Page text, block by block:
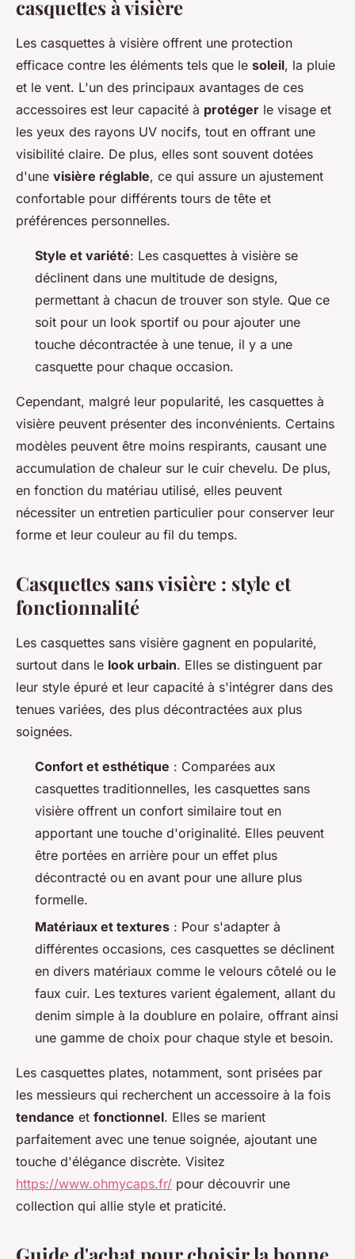
casquettes à visière
Les casquettes à visière offrent une protection
efficace contre les éléments tels que le soleil, la pluie
et le vent. L'un des principaux avantages de ces
accessoires est leur capacité à protéger le visage et
les yeux des rayons UV nocifs, tout en offrant une
visibilité claire. De plus, elles sont souvent dotées
d'une visière réglable, ce qui assure un ajustement
confortable pour différents tours de tête et
préférences personnelles.
Style et variété: Les casquettes à visière se
déclinent dans une multitude de designs,
permettant à chacun de trouver son style. Que ce
soit pour un look sportif ou pour ajouter une
touche décontractée à une tenue, il y a une
casquette pour chaque occasion.
Cependant, malgré leur popularité, les casquettes à
visière peuvent présenter des inconvénients. Certains
modèles peuvent être moins respirants, causant une
accumulation de chaleur sur le cuir chevelu. De plus,
en fonction du matériau utilisé, elles peuvent
nécessiter un entretien particulier pour conserver leur
forme et leur couleur au fil du temps.
Casquettes sans visière : style et
fonctionnalité
Les casquettes sans visière gagnent en popularité,
surtout dans le look urbain. Elles se distinguent par
leur style épuré et leur capacité à s'intégrer dans des
tenues variées, des plus décontractées aux plus
soignées.
Confort et esthétique : Comparées aux
casquettes traditionnelles, les casquettes sans
visière offrent un confort similaire tout en
apportant une touche d'originalité. Elles peuvent
être portées en arrière pour un effet plus
décontracté ou en avant pour une allure plus
formelle.
Matériaux et textures : Pour s'adapter à
différentes occasions, ces casquettes se déclinent
en divers matériaux comme le velours côtelé ou le
faux cuir. Les textures varient également, allant du
denim simple à la doublure en polaire, offrant ainsi
une gamme de choix pour chaque style et besoin.
Les casquettes plates, notamment, sont prisées par
les messieurs qui recherchent un accessoire à la fois
tendance et fonctionnel. Elles se marient
parfaitement avec une tenue soignée, ajoutant une
touche d'élégance discrète. Visitez
https://www.ohmycaps.fr/ pour découvrir une
collection qui allie style et praticité.